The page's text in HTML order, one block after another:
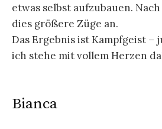
etwas selbst aufzubauen.
dies größere Züge an.
Das Ergebnis ist Kampfgeist –
ich stehe mit vollem Herzen
Bianca